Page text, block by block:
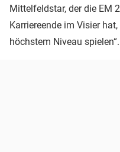
Mittelfeldstar, der die EM
Karriereende im Visier
höchstem Niveau spielen“.